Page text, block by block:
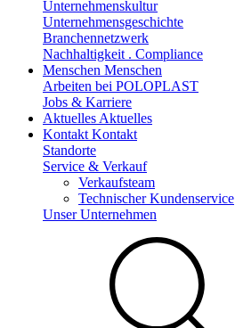
Unternehmenskultur
Unternehmensgeschichte
Branchennetzwerk
Nachhaltigkeit . Compliance
Menschen Menschen
Arbeiten bei POLOPLAST
Jobs & Karriere
Aktuelles Aktuelles
Kontakt Kontakt
Standorte
Service & Verkauf
Verkaufsteam
Technischer Kundenservice
Unser Unternehmen